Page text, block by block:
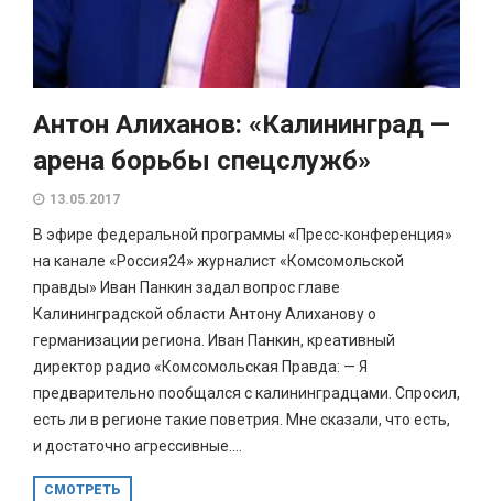
Антон Алиханов: «Калининград —
арена борьбы спецслужб»
13.05.2017
В эфире федеральной программы «Пресс-конференция»
на канале «Россия24» журналист «Комсомольской
правды» Иван Панкин задал вопрос главе
Калининградской области Антону Алиханову о
германизации региона. Иван Панкин, креативный
директор радио «Комсомольская Правда: — Я
предварительно пообщался с калининградцами. Спросил,
есть ли в регионе такие поветрия. Мне сказали, что есть,
и достаточно агрессивные....
СМОТРЕТЬ